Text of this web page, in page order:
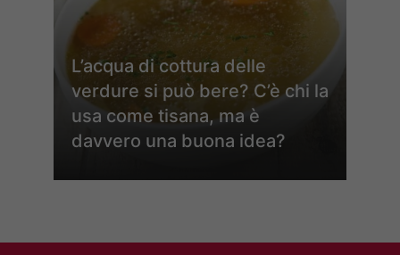
L’acqua di cottura delle
verdure si può bere? C’è chi la
usa come tisana, ma è
davvero una buona idea?